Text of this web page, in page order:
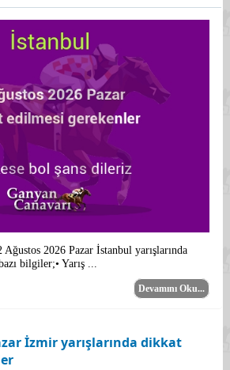
2026 Pazar İstanbul yarışlarında
bilgiler;• Yarış ...
Devamını Oku...
İzmir yarışlarında dikkat